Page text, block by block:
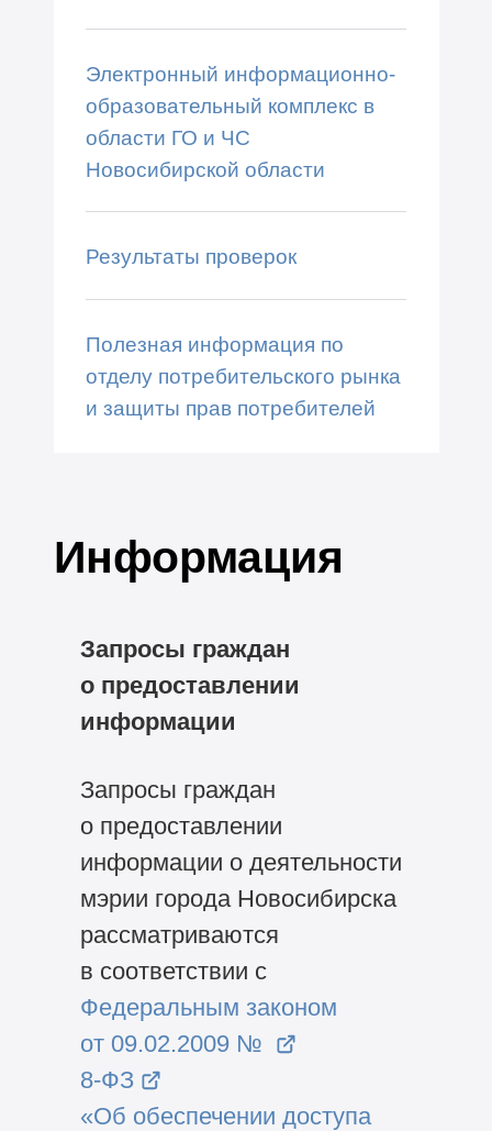
Электронный информационно-
образовательный комплекс в
области ГО и ЧС
Новосибирской области
Результаты проверок
Полезная информация по
отделу потребительского рынка
и защиты прав потребителей
Информация
Запросы граждан
о предоставлении
информации
Запросы граждан
о предоставлении
информации о деятельности
мэрии города Новосибирска
рассматриваются
в соответствии с
Федеральным законом
от 09.02.2009 №
8-ФЗ
«Об обеспечении доступа